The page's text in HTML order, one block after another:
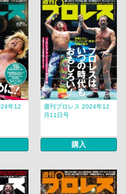
年12
週刊プロレス 2024年12
月11日号
購入